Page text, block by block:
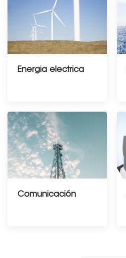
Energia electrica
Comunicación